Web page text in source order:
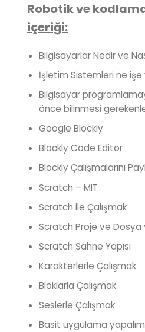
Robotik ve
içeriği:
Bilgisayarlar Nedir ve
İşletim Sistemleri ne işe
Bilgisayar
önce bilinmesi
Google Blockly
Blockly Code Editor
Blockly Çalışmalarını
Scratch – MIT
Scratch ile Çalışmak
Scratch Proje ve Dosya
Scratch Sahne Yapısı
Karakterlerle Çalışmak
Bloklarla Çalışmak
Seslerle Çalışmak
Basit uygulama yapalım